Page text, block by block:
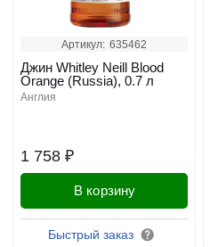
Артикул: 635462
1 758 ₽
Джин Whitley Neill Blood
Orange (Russia), 0.7 л
англия
В корзину
Быстрый заказ